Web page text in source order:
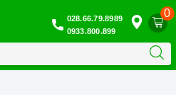
0
028.66.79.8989
0933.800.899